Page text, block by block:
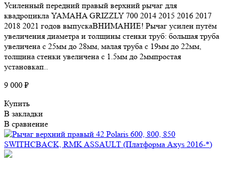
Усиленный передний правый верхний рычаг для
квадроцикла YAMAHA GRIZZLY 700 2014 2015 2016 2017
2018 2021 годов выпускаВНИМАНИЕ! Рычаг усилен путём
увеличения диаметра и толщины стенки труб: большая труба
увеличена с 25мм до 28мм, малая труба с 19мм до 22мм,
толщина стенки увеличена с 1.5мм до 2ммпростая
установкап..
9 000 ₽
Купить
В закладки
В сравнение